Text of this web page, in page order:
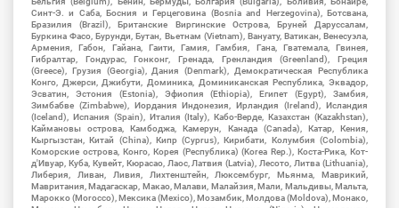
Синт-Э. и Саба, Босния и Герцеговина (Bosnia and Herzegovina), Ботсвана,
Бразилия (Brazil), Британские Виргинские Острова, Бруней Даруссалам,
Буркина Фасо, Бурунди, Бутан, Вьетнам (Vietnam), Вануату, Ватикан, Венесуэла,
Армения, Габон, Гайана, Гаити, Гамия, Гамбия, Гана, Гватемала, Гвинея,
Гибралтар, Гондурас, Гонконг, Гренада, Гренландия (Greenland), Греция
(Greece), Грузия (Georgia), Дания (Denmark), Демократическая Республика
Конго, Джерси, Джибути, Доминика, Доминиканская Республика, Эквадор,
Эсватин, Эстония (Estonia), Эфиопия (Ethiopia), Египет (Egypt), Замбия,
Зимбабве (Zimbabwe), Иордания Индонезия, Ирландия (Ireland), Исландия
(Iceland), Испания (Spain), Италия (Italy), Кабо-Верде, Казахстан (Kazakhstan),
Каймановы острова, Камбоджа, Камерун, Канада (Canada), Катар, Кения,
Кыргызстан, Китай (China), Кипр (Cyprus), Кирибати, Колумбия (Colombia),
Коморские острова, Конго, Корея (Республика) (Korea Rep.), Коста-Рика, Кот-
д'Ивуар, Куба, Кувейт, Кюрасао, Лаос, Латвия (Latvia), Лесото, Литва (Lithuania),
Либерия, Ливан, Ливия, Лихтенштейн, Люксембург, Мьянма, Маврикий,
Мавритания, Мадагаскар, Макао, Малави, Малайзия, Мали, Мальдивы, Мальта,
Марокко (Morocco), Мексика (Mexico), Мозамбик, Молдова (Moldova), Монако,